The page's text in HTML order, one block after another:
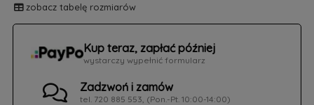
zobacz tabelę rozmiarów
Kup teraz, zapłać później
wystarczy wypełnić formularz
Zadzwoń i zamów
tel. 720 885 553, (Pon.-Pt. 10:00-14:00)